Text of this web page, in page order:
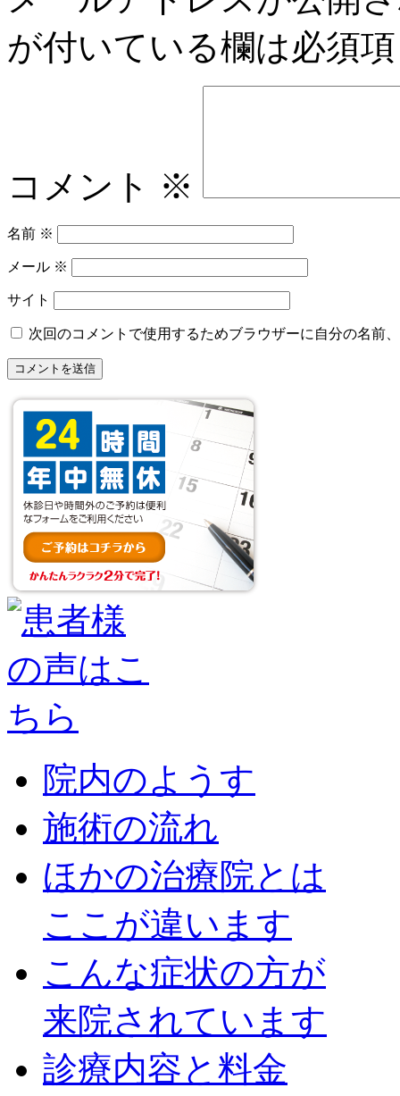
が付いている欄は必須
コメント ※
名前 ※
メール ※
サイト
次回のコメントで使用するためブラウザーに自分の名前
院内のようす
施術の流れ
ほかの治療院とは
ここが違います
こんな症状の方が
来院されています
診療内容と料金